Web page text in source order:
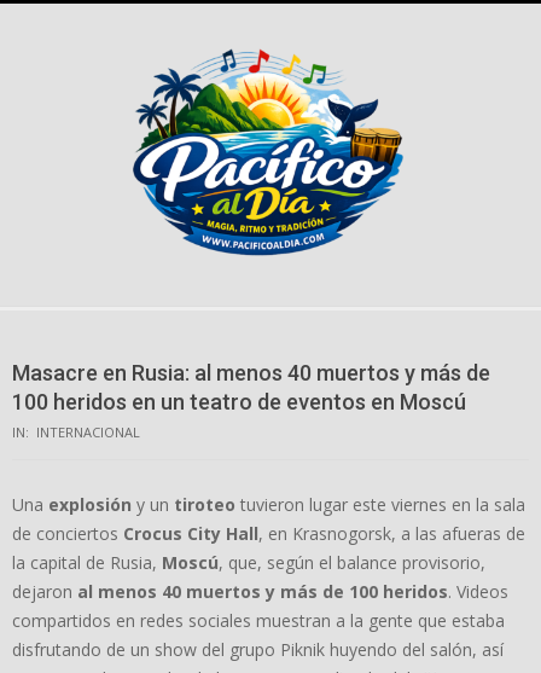
Masacre en Rusia: al menos 40 muertos y más de
100 heridos en un teatro de eventos en Moscú
IN: INTERNACIONAL
Una explosión y un tiroteo tuvieron lugar este viernes en la sala
de conciertos Crocus City Hall, en Krasnogorsk, a las afueras de
la capital de Rusia, Moscú, que, según el balance provisorio,
dejaron al menos 40 muertos y más de 100 heridos. Videos
compartidos en redes sociales muestran a la gente que estaba
disfrutando de un show del grupo Piknik huyendo del salón, así